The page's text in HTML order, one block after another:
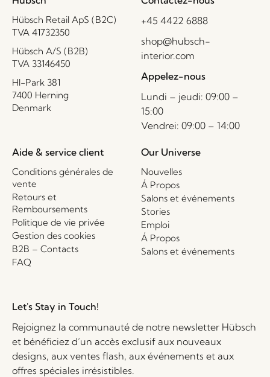
Hübsch Retail ApS (B2C)
TVA 41732350
Hübsch A/S (B2B)
TVA 33146450
HI-Park 381
7400 Herning
Denmark
+45 4422 6888
shop@hubsch-
interior.com
Appelez-nous
Lundi – jeudi: 09:00 –
15:00
Vendrei: 09:00 – 14:00
Aide & service client
Conditions générales de
vente
Retours et
Remboursements
Politique de vie privée
Gestion des cookies
B2B – Contacts
FAQ
Our Universe
Nouvelles
Á Propos
Salons et événements
Stories
Emploi
Á Propos
Salons et événements
Let's Stay in Touch!
Rejoignez la communauté de notre newsletter Hübsch
et bénéficiez d’un accès exclusif aux nouveaux
designs, aux ventes flash, aux événements et aux
offres spéciales irrésistibles.